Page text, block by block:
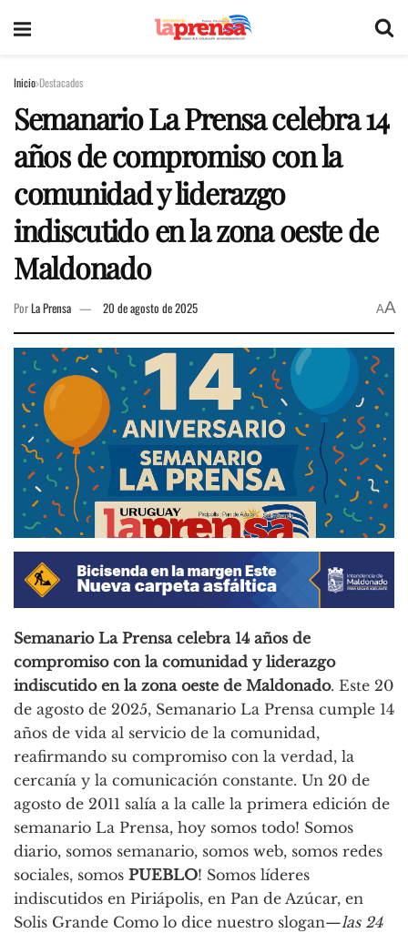
Inicio Destacados
Semanario La Prensa celebra 14
años de compromiso con la
comunidad y liderazgo
indiscutido en la zona oeste de
Maldonado
PorLa Prensa 20 de agosto de 2025 AA
Semanario La Prensa celebra 14 años de
compromiso con la comunidad y liderazgo
indiscutido en la zona oeste de Maldonado. Este 20
de agosto de 2025, Semanario La Prensa cumple 14
años de vida al servicio de la comunidad,
reafirmando su compromiso con la verdad, la
cercanía y la comunicación constante. Un 20 de
agosto de 2011 salía a la calle la primera edición de
semanario La Prensa, hoy somos todo! Somos
diario, somos semanario, somos web, somos redes
sociales, somos PUEBLO! Somos líderes
indiscutidos en Piriápolis, en Pan de Azúcar, en
Solis Grande Como lo dice nuestro slogan—las 24